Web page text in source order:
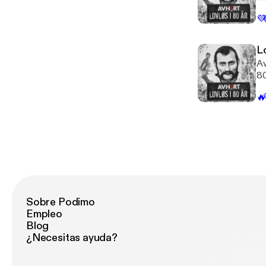
💜
🔥
Sobre Podimo
Empleo
Blog
¿Necesitas ayuda?